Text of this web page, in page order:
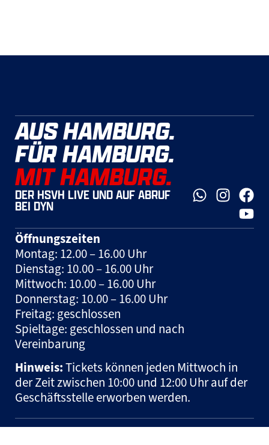
AUS HAMBURG.
FÜR HAMBURG.
MIT HAMBURG.
DER HSVH LIVE UND AUF ABRUF
BEI DYN
Öffnungszeiten
Montag: 12.00 – 16.00 Uhr
Dienstag: 10.00 – 16.00 Uhr
Mittwoch: 10.00 – 16.00 Uhr
Donnerstag: 10.00 – 16.00 Uhr
Freitag: geschlossen
Spieltage: geschlossen und nach
Vereinbarung
Hinweis:Tickets können jeden Mittwoch in
der Zeit zwischen 10:00 und 12:00 Uhr auf der
Geschäftsstelle erworben werden.